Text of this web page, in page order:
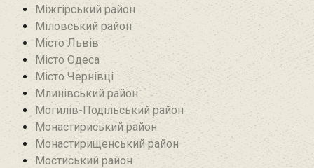
Міжгірський район
Міловський район‎
Місто Львів
Місто Одеса
Місто Чернівці
Млинівський район‎
Могилів-Подільський район
Монастириський район
Монастирищенський район
Мостиський район